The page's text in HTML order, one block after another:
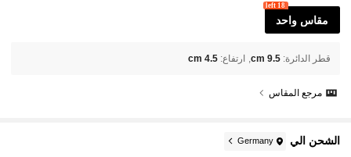
مقاس واحد
18 left
قطر الدائرة:
9.5 cm ارتفاع:
4.5 cm
مرجع المقاس
الشحن الي Germany